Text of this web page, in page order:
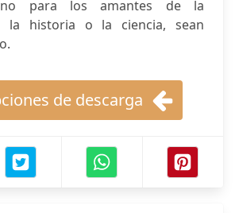
para los amantes de la
la historia o la ciencia, sean
de descarga